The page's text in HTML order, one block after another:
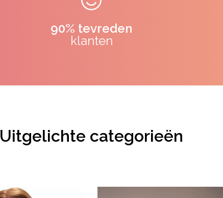
90% tevreden
klanten
Uitgelichte categorieën